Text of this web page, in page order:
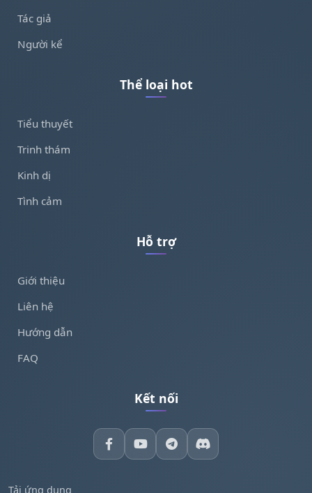
Tác giả
Người kể
Thể loại hot
Tiểu thuyết
Trinh thám
Kinh dị
Tình cảm
Hỗ trợ
Giới thiệu
Liên hệ
Hướng dẫn
FAQ
Kết nối
Tải ứng dụng